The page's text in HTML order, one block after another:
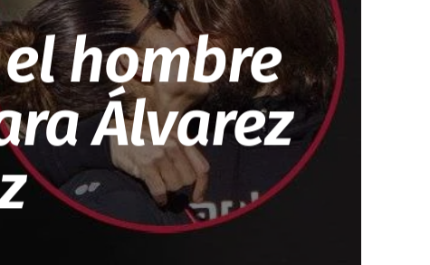
hombre
Álvarez